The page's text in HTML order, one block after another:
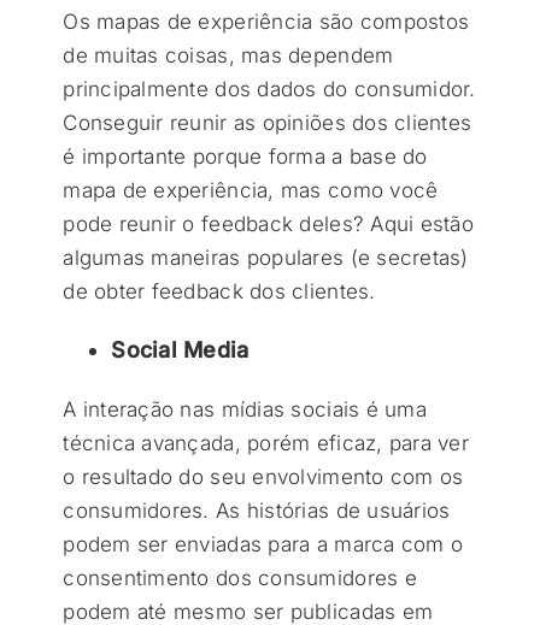
Os mapas de experiência são compostos
de muitas coisas, mas dependem
principalmente dos dados do consumidor.
Conseguir reunir as opiniões dos clientes
é importante porque forma a base do
mapa de experiência, mas como você
pode reunir o feedback deles? Aqui estão
algumas maneiras populares (e secretas)
de obter feedback dos clientes.
Social Media
A interação nas mídias sociais é uma
técnica avançada, porém eficaz, para ver
o resultado do seu envolvimento com os
consumidores. As histórias de usuários
podem ser enviadas para a marca com o
consentimento dos consumidores e
podem até mesmo ser publicadas em